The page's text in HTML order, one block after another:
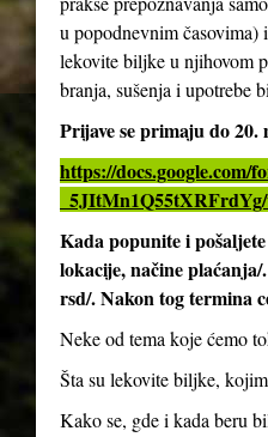
u popodnevnim
lekovite biljke u njihovom
branja, sušenja i upotrebe
Prijave se primaju do
https://
Kada popunite i
lokacije, načine
rsd/. Nakon tog termina
Neke od tema koje ćemo
Šta su lekovite biljke,
Kako se, gde i kada beru